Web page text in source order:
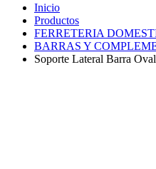
Inicio
Productos
FERRETERIA
BARRAS Y
Soporte Lateral Barra